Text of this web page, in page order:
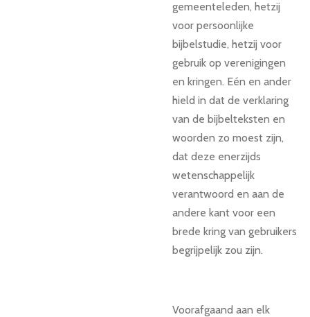
gemeenteleden, hetzij
voor persoonlijke
bijbelstudie, hetzij voor
gebruik op verenigingen
en kringen. Eén en ander
hield in dat de verklaring
van de bijbelteksten en
woorden zo moest zijn,
dat deze enerzijds
wetenschappelijk
verantwoord en aan de
andere kant voor een
brede kring van gebruikers
begrijpelijk zou zijn.
Voorafgaand aan elk